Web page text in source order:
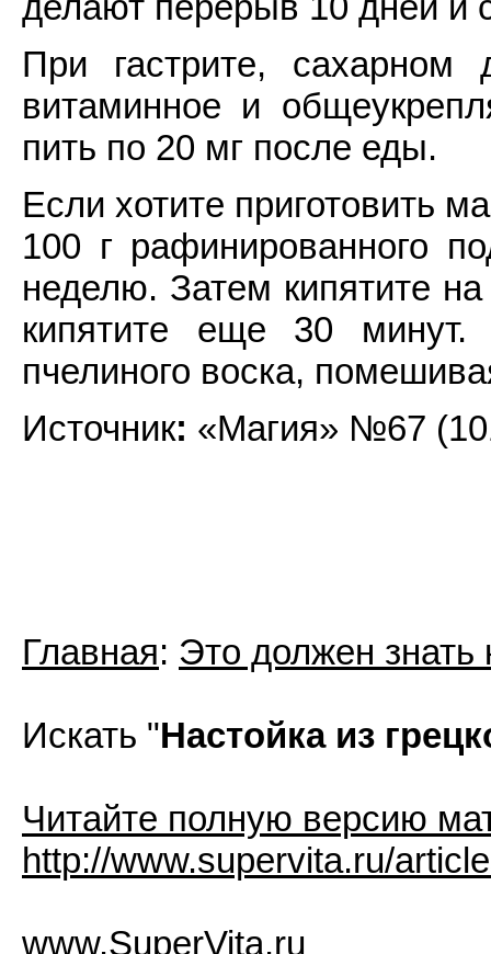
При гастрите, сахарном
витаминное и
пить по 20 мг после еды.
Если хотите приготовить
100 г рафинированного
неделю. Затем кипятите
кипятите еще 30 минут.
пчелиного воска,
Источник: «Магия» №67
Главная: Это должен
Искать "Настойка из
Читайте полную версию
http://www.supervita.ru/
www.SuperVita.ru